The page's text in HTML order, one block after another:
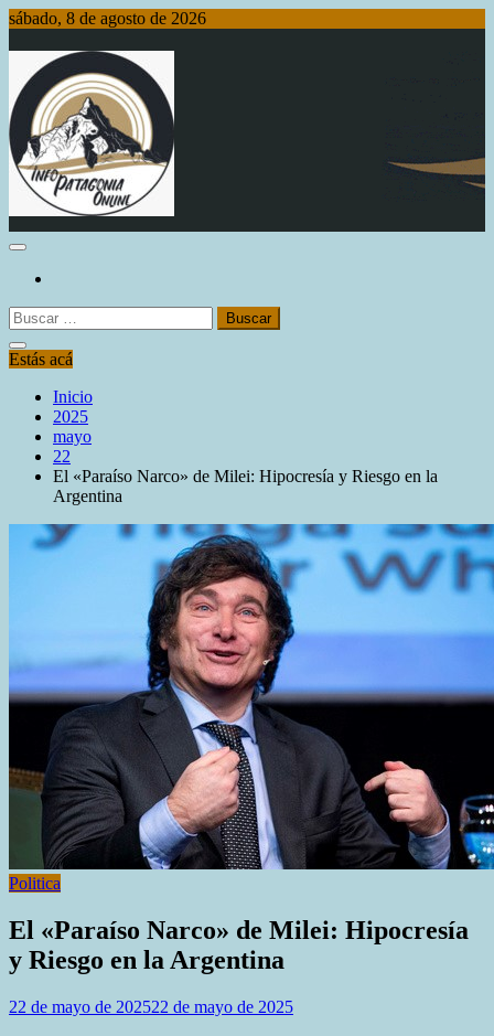
Saltar
contenido
sábado, 8 de agosto de 2026
Info Patagonia Online
Buscar:
Estás acá
Inicio
2025
mayo
22
El «Paraíso Narco» de Milei: Hipocresía y Riesgo en la
Argentina
Politica
El «Paraíso Narco» de Milei: Hipocresía
y Riesgo en la Argentina
22 de mayo de 202522 de mayo de 2025